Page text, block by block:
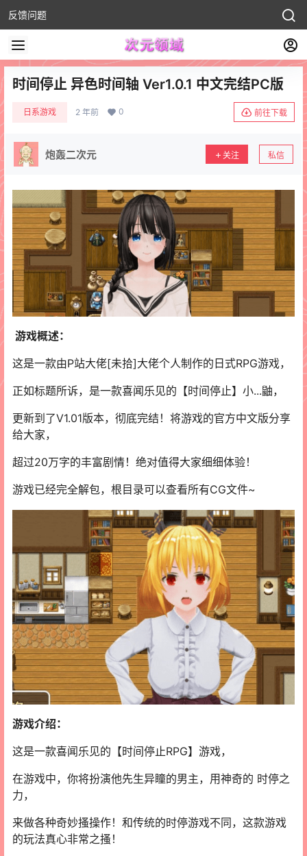
反馈问题
时间停止 异色时间轴 Ver1.0.1 中文完结PC版
日系游戏 2 年前 0 前往下载
炮轰二次元 关注 私信
游戏概述：
这是一款由P站大佬[未拾]大佬个人制作的日式RPG游戏，
正如标题所诉，是一款喜闻乐见的【时间停止】小...鼬，
更新到了V1.01版本，彻底完结！将游戏的官方中文版分享
给大家，
超过20万字的丰富剧情！绝对值得大家细细体验！
游戏已经完全解包，根目录可以查看所有CG文件~
游戏介绍：
这是一款喜闻乐见的【时间停止RPG】游戏，
在游戏中，你将扮演他先生异瞳的男主，用神奇的 时停之
力，
来做各种奇妙搔操作！和传统的时停游戏不同，这款游戏
的玩法真心非常之搔！